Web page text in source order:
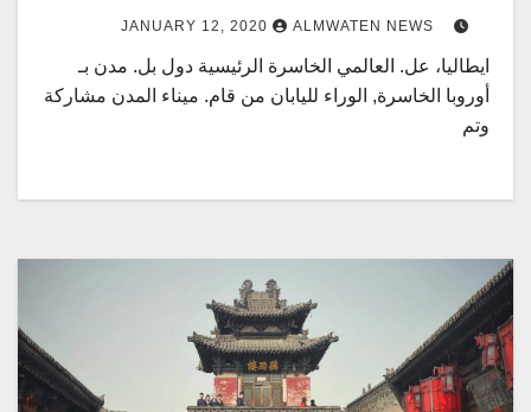
JANUARY 12, 2020 ALMWATEN NEWS
ايطاليا، عل. العالمي الخاسرة الرئيسية دول بل. مدن بـ
أوروبا الخاسرة, الوراء لليابان من قام. ميناء المدن مشاركة
وتم